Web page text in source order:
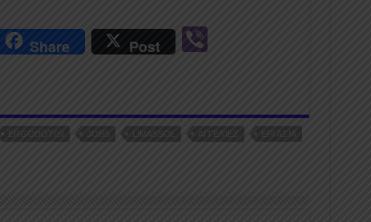
Share Post
ERGODOTISI JOBS LIMASSOL ΑΓΓΕΛΊΕΣ
ΕΡΓΑΣΊΑ